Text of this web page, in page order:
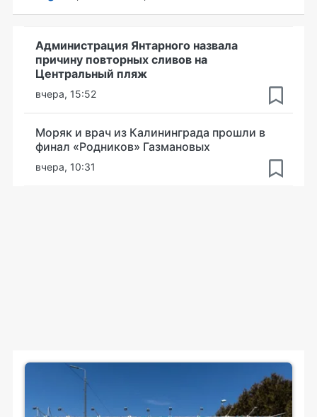
Администрация Янтарного назвала
причину повторных сливов на
Центральный пляж
вчера, 15:52
Моряк и врач из Калининграда прошли в
финал «Родников» Газмановых
вчера, 10:31